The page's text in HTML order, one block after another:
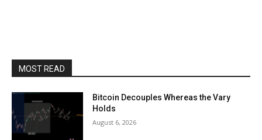
MOST READ
Bitcoin Decouples Whereas the Vary
Holds
August 6, 2026